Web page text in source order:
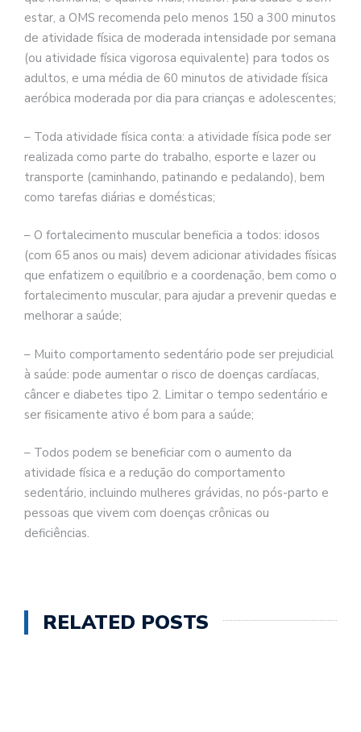
estar, a OMS recomenda pelo menos 150 a 300 minutos
de atividade física de moderada intensidade por semana
(ou atividade física vigorosa equivalente) para todos os
adultos, e uma média de 60 minutos de atividade física
aeróbica moderada por dia para crianças e adolescentes;
– Toda atividade física conta: a atividade física pode ser
realizada como parte do trabalho, esporte e lazer ou
transporte (caminhando, patinando e pedalando), bem
como tarefas diárias e domésticas;
– O fortalecimento muscular beneficia a todos: idosos
(com 65 anos ou mais) devem adicionar atividades físicas
que enfatizem o equilíbrio e a coordenação, bem como o
fortalecimento muscular, para ajudar a prevenir quedas e
melhorar a saúde;
– Muito comportamento sedentário pode ser prejudicial
à saúde: pode aumentar o risco de doenças cardíacas,
câncer e diabetes tipo 2. Limitar o tempo sedentário e
ser fisicamente ativo é bom para a saúde;
– Todos podem se beneficiar com o aumento da
atividade física e a redução do comportamento
sedentário, incluindo mulheres grávidas, no pós-parto e
pessoas que vivem com doenças crônicas ou
deficiências.
RELATED POSTS